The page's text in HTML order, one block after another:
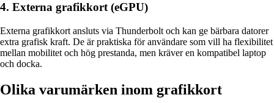
4. Externa grafikkort (eGPU)
Externa grafikkort ansluts via Thunderbolt och kan ge bärbara datorer
extra grafisk kraft. De är praktiska för användare som vill ha flexibilitet
mellan mobilitet och hög prestanda, men kräver en kompatibel laptop
och docka.
Olika varumärken inom grafikkort